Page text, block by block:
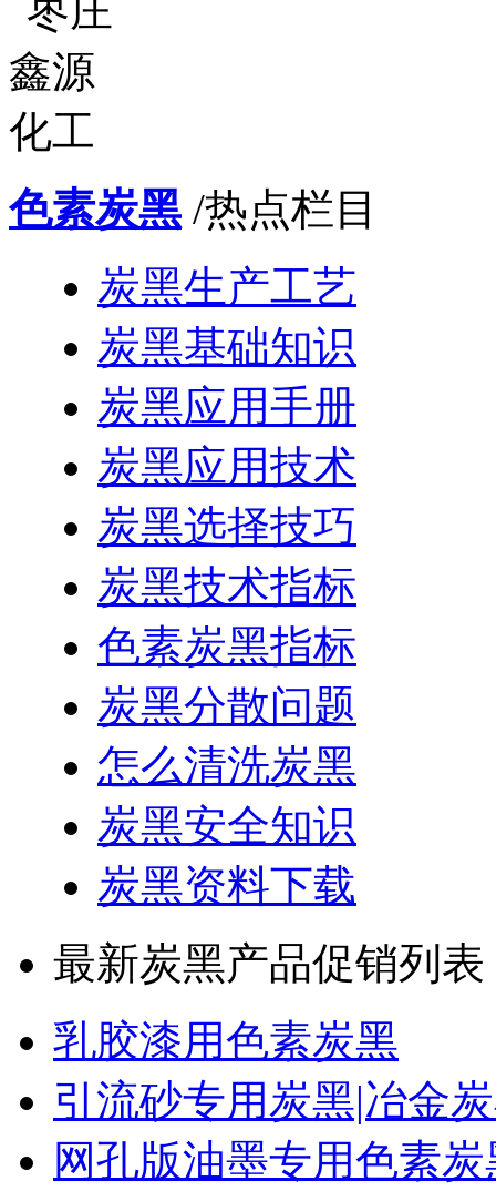
色素炭黑 /热点栏目
炭黑生产工艺
炭黑基础知识
炭黑应用手册
炭黑应用技术
炭黑选择技巧
炭黑技术指标
色素炭黑指标
炭黑分散问题
怎么清洗炭黑
炭黑安全知识
炭黑资料下载
最新炭黑产品促销列表
乳胶漆用色素炭黑
引流砂专用炭黑|冶金
网孔版油墨专用色素炭